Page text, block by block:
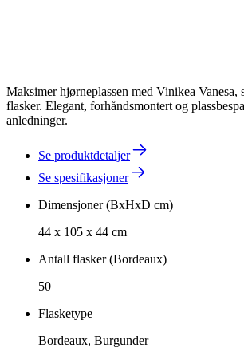
Maksimer hjørneplassen med Vinikea Vanesa,
flasker. Elegant, forhåndsmontert og
anledninger.
Se produktdetaljer
Se spesifikasjoner
Dimensjoner (BxHxD cm)
44 x 105 x 44 cm
Antall flasker (Bordeaux)
50
Flasketype
Bordeaux, Burgunder